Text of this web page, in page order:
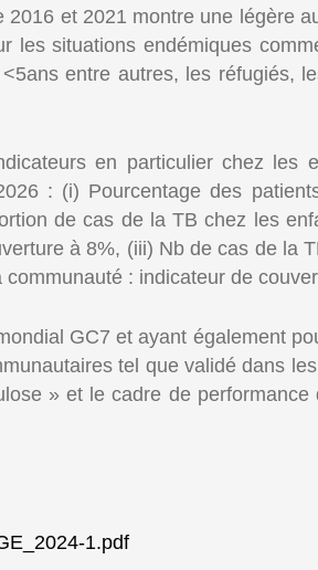
et 2021 montre une légère
les situations endémiques
entre autres, les réfugiés,
en particulier chez les
: (i) Pourcentage des
de cas de la TB chez les
à 8%, (iii) Nb de cas de la
: indicateur de
GC7 et ayant également
tel que validé dans
» et le cadre de
1.pdf